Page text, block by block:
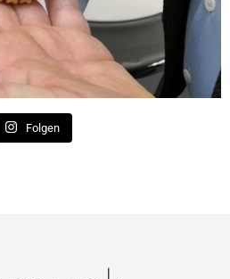
Folgen